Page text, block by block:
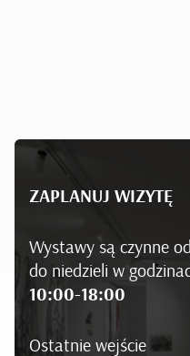
ZAPLANUJ WIZYTĘ
Wystawy są czynne
do niedzieli w
10:00-18:00
Ostatnie wejście